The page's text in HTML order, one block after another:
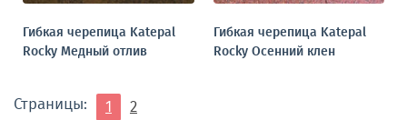
Гибкая черепица Katepal
Rocky Медный отлив
Гибкая черепица Katepal
Rocky Осенний клен
Страницы: 1 2